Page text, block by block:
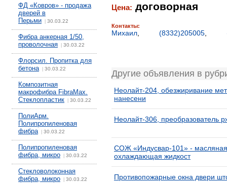
ФД «Ковров» - продажа
дверей в
Перьми
30.03.22
Фибра анкерная 1/50,
проволочная
30.03.22
Флорсил. Пропитка для
бетона| 30.03.22
Композитная
макрофибра FibraMax.
Стеклопластик
30.03.22
ПолиАрм.
Полипропиленовая
фибра| 30.03.22
Полипропиленовая
фибра, микро
30.03.22
Стекловолоконная
фибра, микро
30.03.22
Цена: договорная
Контакты:
Михаил (8332)205005
Другие объявления в
Неолайт-204, обезжиривание
нанесени
Неолайт-306, преобразователь
СОЖ «Индусвар-101» -
охлаждающая жидкост
Противопожарные окна двери